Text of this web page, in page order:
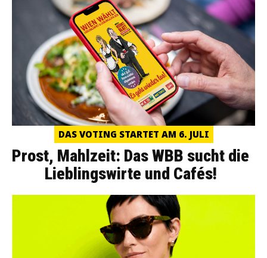
DAS VOTING STARTET AM 6. JULI
Prost, Mahlzeit: Das WBB sucht die
Lieblingswirte und Cafés!